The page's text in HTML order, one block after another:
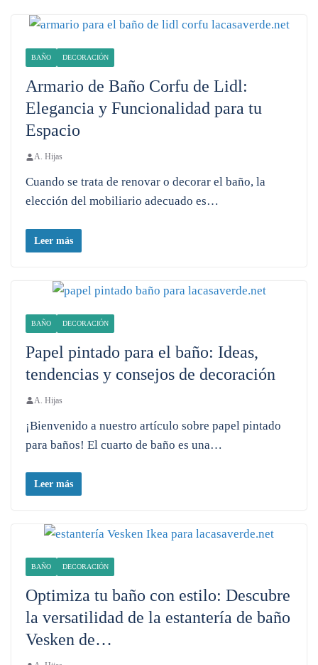
BAÑO DECORACIÓN
Armario de Baño Corfu de Lidl:
Elegancia y Funcionalidad para tu
Espacio
A. Hijas
Cuando se trata de renovar o decorar el baño, la
elección del mobiliario adecuado es…
Leer más
BAÑO DECORACIÓN
Papel pintado para el baño: Ideas,
tendencias y consejos de decoración
A. Hijas
¡Bienvenido a nuestro artículo sobre papel pintado
para baños! El cuarto de baño es una…
Leer más
BAÑO DECORACIÓN
Optimiza tu baño con estilo: Descubre
la versatilidad de la estantería de baño
Vesken de…